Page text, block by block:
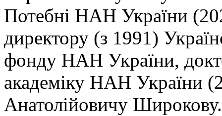
Потебні НАН України
директору (з 1991)
фонду НАН України,
академіку НАН України
Анатолійовичу Широкову.